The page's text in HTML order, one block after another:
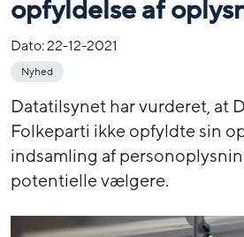
opfyldelse af
Dato:22-12-2021
Nyhed
Datatilsynet har vurderet, at
Folkeparti ikke opfyldte sin
indsamling af
potentielle vælgere.